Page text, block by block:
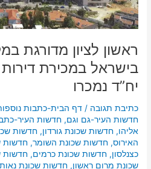
ראשון לציון מדורגת
יח”ד נמכרו
כתיבת תגובה /דף הבית-כתבות
חדשות העיר-גם וגם,חדשות העיר-
אליהו,חדשות שכונת גורדון,חדשות
האירוס,חדשות שכונת השומר,חדשות
כצנלסון,חדשות שכונת כרמים,חדשות
שכונת מרום ראשון,חדשות שכונת
חדשות:
604
יח”ד